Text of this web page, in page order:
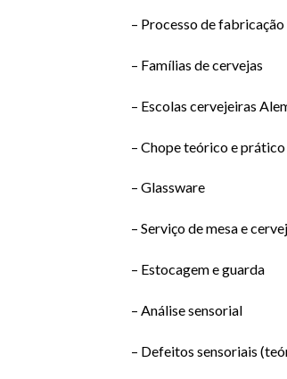
– Processo de fabricação
– Famílias de cervejas
– Escolas cervejeiras
– Chope teórico e prático
– Glassware
– Serviço de mesa e
– Estocagem e guarda
– Análise sensorial
– Defeitos sensoriais